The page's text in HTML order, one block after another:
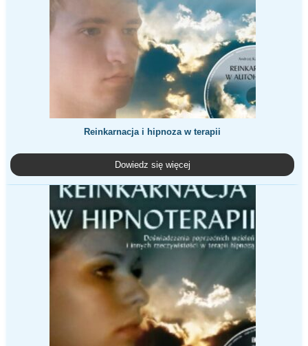
Reinkarnacja i hipnoza w terapii
Dowiedz się więcej